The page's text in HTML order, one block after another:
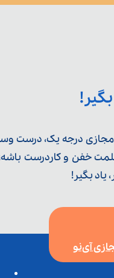
درجه یک، درست
خفن و کاردرست
بگیر!
آی‌نو